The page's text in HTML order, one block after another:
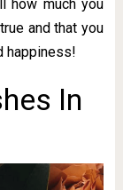
how much you
and that you
happiness!
In